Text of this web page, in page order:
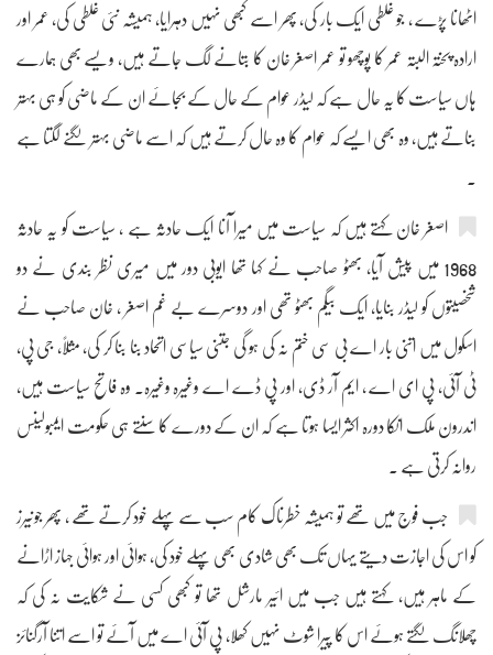
اٹھانا پڑے ، جو غلطی ایک بار کی، پھر اسے کبھی نہیں دہرایا، ہمیشہ نئی غلطی کی، عمر اور
ارادہ پختہ البتہ عمر کا پوچھو تو عمر اصغر خان کا بتانے لگ جاتے ہیں، ویسے بھی ہمارے
ہاں سیاست کا یہ حال ہے کہ لیڈر عوام کے حال کے بجائے ان کے ماضی کو ہی بہتر
بناتے ہیں، وہ بھی ایسے کہ عوام کا وہ حال کرتے ہیں کہ اسے ماضی بہتر لگنے لگتا ہے
اصغر خان کہتے ہیں کہ سیاست میں میرا آنا ایک حادثہ ہے ، سیاست کو یہ حادثہ
1968 میں پیش آیا، بھٹو صاحب نے کہا تھا ایوبی دور میں میری نظر بندی نے دو
شخصیتوں کو لیڈر بنایا، ایک بیگم بھٹو تھی اور دوسرے بے غم اصغر ، خان صاحب نے
اسکول میں اتنی بار اے بی سی ختم نہ کی ہو گی جتنی سیاسی اتحاد بنا بنا کر کی، مثلاً، جی پی،
ٹی آئی، پی ای اے ، ایم آر ڈی، اور پی ڈے اے وغیرہ وغیرہ۔ وہ فاتح سیاست ہیں،
اندرون ملک انکا دورہ اکثر ایسا ہوتا ہے کہ ان کے دورے کا سنتے ہی حکومت ایمبولینس
روانہ کرتی ہے ۔
جب فوج میں تھے تو ہمیشہ خطرناک کام سب سے پہلے خود کرتے تھے ، پھر جونیرز
کو اس کی اجازت دیتے یہاں تک بھی شادی بھی پہلے خود کی، ہوائی اور ہوائی جہاز اڑانے
کے ماہر ہیں، کہتے ہیں جب میں ائیر مارشل تھا تو کبھی کسی نے شکایت نہ کی کہ
چھلانگ لگتے ہوئے اس کا پیرا شوٹ نہیں کھلا، پی آئی اے میں آئے تو اسے اتنا آرگنائز